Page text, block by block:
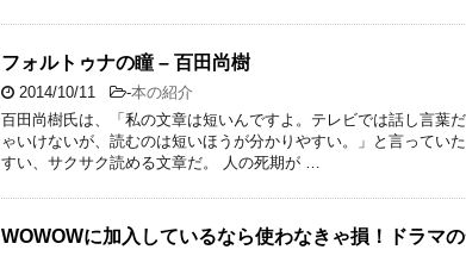
フォルトゥナの瞳 – 百田尚樹
2014/10/11 -本の紹介
百田尚樹氏は、「私の文章は短いんですよ。テレビでは話し言葉
ゃいけないが、読むのは短いほうが分かりやすい。」と言ってい
すい、サクサク読める文章だ。 人の死期が …
WOWOWに加入しているなら使わなきゃ損！ドラマの